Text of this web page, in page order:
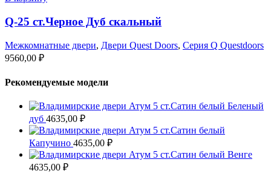
Q-25 ст.Черное Дуб скальный
Межкомнатные двери, Двери Quest Doors, Серия Q Questdoors
9560,00 ₽
Рекомендуемые модели
Атум 5 ст.Сатин белый Беленый
дуб 4635,00 ₽
Атум 5 ст.Сатин белый
Капучино 4635,00 ₽
Атум 5 ст.Сатин белый Венге
4635,00 ₽